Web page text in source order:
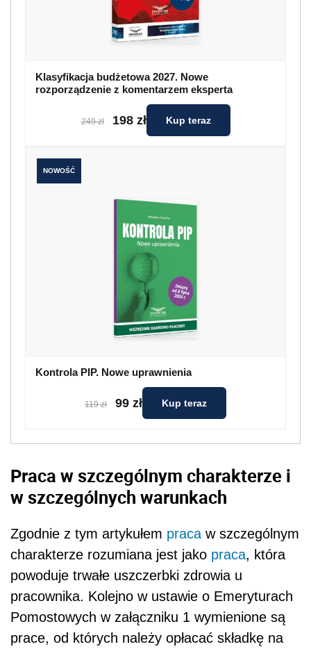
Klasyfikacja budżetowa 2027. Nowe
rozporządzenie z komentarzem eksperta
249 zł 198 zł Kup teraz
NOWOŚĆ
Kontrola PIP. Nowe uprawnienia
119 zł 99 zł Kup teraz
Praca w szczególnym charakterze i
w szczególnych warunkach
Zgodnie z tym artykułem praca w szczególnym
charakterze rozumiana jest jako praca, która
powoduje trwałe uszczerbki zdrowia u
pracownika. Kolejno w ustawie o Emeryturach
Pomostowych w załączniku 1 wymienione są
prace, od których należy opłacać składkę na